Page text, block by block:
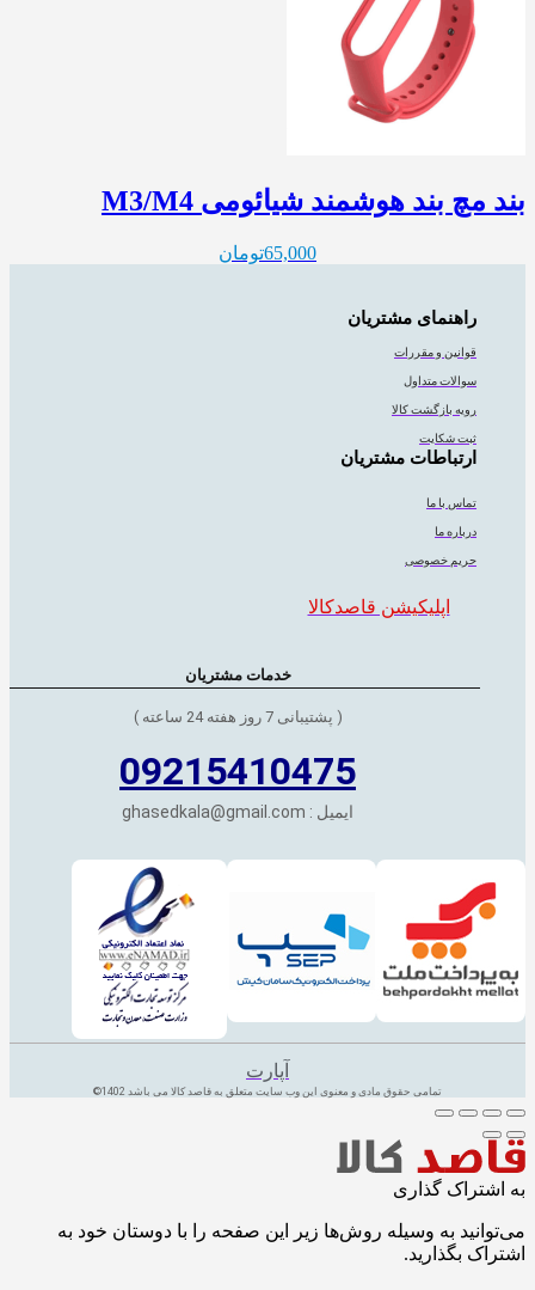
بند مچ بند هوشمند شیائومی M3/M4
65,000تومان
راهنمای مشتریان
قوانین و مقررات
سوالات متداول
رویه بازگشت کالا
ثبت شکایت
ارتباطات مشتریان
تماس با ما
درباره ما
حریم خصوصی
اپلیکیشن قاصدکالا
خدمات مشتریان
( پشتیبانی 7 روز هفته 24 ساعته )
09215410475
ایمیل : ghasedkala@gmail.com
آپارت
تمامی حقوق مادی و معنوی این وب سایت متعلق به قاصد کالا می باشد 1402©
به اشتراک گذاری
می‌توانید به وسیله روش‌ها زیر این صفحه را با دوستان خود به
اشتراک بگذارید.